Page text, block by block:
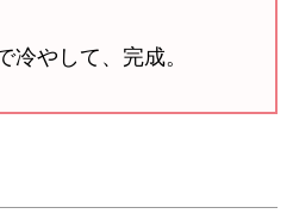
やして、完成。